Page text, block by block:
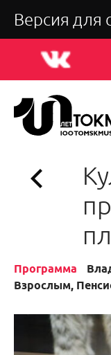
Версия для
Программа
Взрослым,